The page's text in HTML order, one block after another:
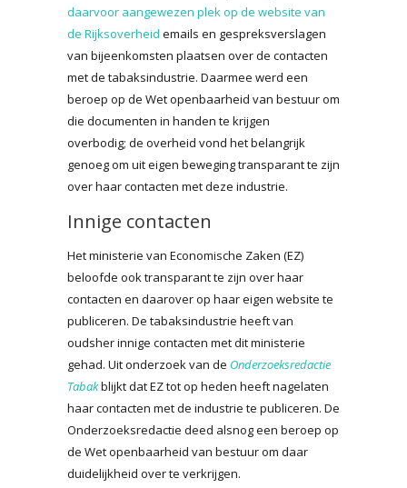
daarvoor aangewezen plek op de website van
de Rijksoverheid emails en gespreksverslagen
van bijeenkomsten plaatsen over de contacten
met de tabaksindustrie. Daarmee werd een
beroep op de Wet openbaarheid van bestuur om
die documenten in handen te krijgen
overbodig; de overheid vond het belangrijk
genoeg om uit eigen beweging transparant te zijn
over haar contacten met deze industrie.
Innige contacten
Het ministerie van Economische Zaken (EZ)
beloofde ook transparant te zijn over haar
contacten en daarover op haar eigen website te
publiceren. De tabaksindustrie heeft van
oudsher innige contacten met dit ministerie
gehad. Uit onderzoek van de Onderzoeksredactie
Tabakblijkt dat EZ tot op heden heeft nagelaten
haar contacten met de industrie te publiceren. De
Onderzoeksredactie deed alsnog een beroep op
de Wet openbaarheid van bestuur om daar
duidelijkheid over te verkrijgen.